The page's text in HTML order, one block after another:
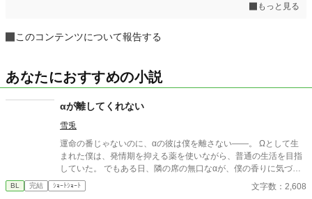
もっと見る
このコンテンツについて報告する
あなたにおすすめの小説
αが離してくれない
雪兎
運命の番じゃないのに、αの彼は僕を離さない――。 Ωとして生
まれた僕は、発情期を抑える薬を使いながら、普通の生活を目指
していた。 でもある日、隣の席の無口なαが、僕の香りに気づい
てしまって……。 これは、番じゃないふたりの、近すぎる距離で
始まる、運命から少しはずれた恋の話。
BL 完結 ｼｮｰﾄｼｮｰﾄ 文字数：2,608